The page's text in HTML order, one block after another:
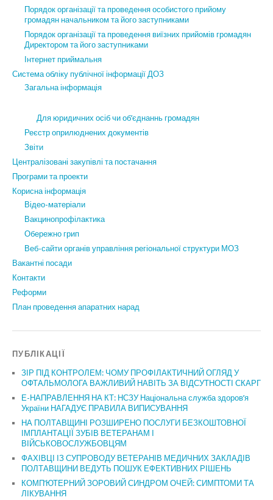
Порядок організації та проведення особистого прийому
громадян начальником та його заступниками
Порядок організації та проведення виїзних прийомів громадян
Директором та його заступниками
Інтернет приймальня
Система обліку публічної інформації ДОЗ
Загальна інформація
Для юридичних осіб чи об’єднаннь громадян
Реєстр оприлюднених документів
Звіти
Централізовані закупівлі та постачання
Програми та проекти
Корисна інформація
Відео-матеріали
Вакцинопрофілактика
Обережно грип
Веб-сайти органів управління регіональної структури МОЗ
Вакантні посади
Контакти
Реформи
План проведення апаратних нарад
ПУБЛІКАЦІЇ
ЗІР ПІД КОНТРОЛЕМ: ЧОМУ ПРОФІЛАКТИЧНИЙ ОГЛЯД У
ОФТАЛЬМОЛОГА ВАЖЛИВИЙ НАВІТЬ ЗА ВІДСУТНОСТІ СКАРГ
Е-НАПРАВЛЕННЯ НА КТ: НСЗУ Національна служба здоров’я
України НАГАДУЄ ПРАВИЛА ВИПИСУВАННЯ
НА ПОЛТАВЩИНІ РОЗШИРЕНО ПОСЛУГИ БЕЗКОШТОВНОЇ
ІМПЛАНТАЦІЇ ЗУБІВ ВЕТЕРАНАМ І
ВІЙСЬКОВОСЛУЖБОВЦЯМ
ФАХІВЦІ ІЗ СУПРОВОДУ ВЕТЕРАНІВ МЕДИЧНИХ ЗАКЛАДІВ
ПОЛТАВЩИНИ ВЕДУТЬ ПОШУК ЕФЕКТИВНИХ РІШЕНЬ
КОМП’ЮТЕРНИЙ ЗОРОВИЙ СИНДРОМ ОЧЕЙ: СИМПТОМИ ТА
ЛІКУВАННЯ